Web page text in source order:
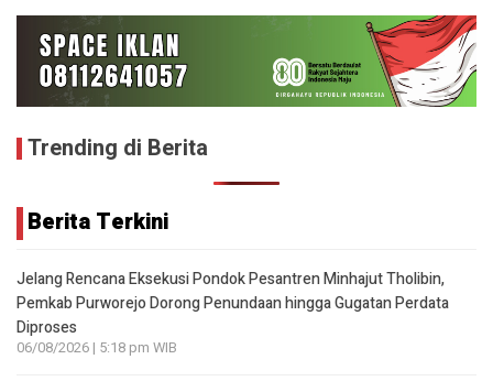
Trending di Berita
Berita Terkini
Jelang Rencana Eksekusi Pondok Pesantren Minhajut Tholibin,
Pemkab Purworejo Dorong Penundaan hingga Gugatan Perdata
Diproses
06/08/2026 | 5:18 pm WIB